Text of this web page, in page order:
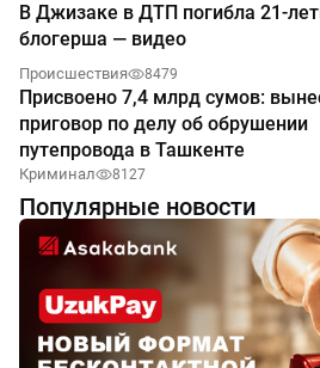
В Джизаке в ДТП погибла 21-
блогерша — видео
Происшествия 8479
Присвоено 7,4 млрд сумов:
приговор по делу об обрушении
путепровода в Ташкенте
Криминал 8127
Популярные новости